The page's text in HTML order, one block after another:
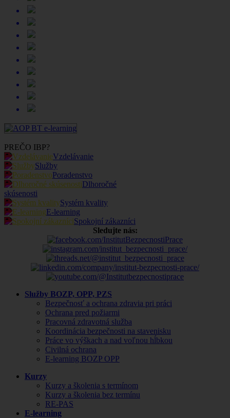
PREČO IBP?
Vzdelávanie
Služby
Poradenstvo
Dlhoročné
skúsenosti
Systém kvality
E-learning
Spokojní zákazníci
Sledujte nás:
Služby BOZP, OPP, PZS
Bezpečnosť a ochrana zdravia pri práci
Ochrana pred požiarmi
Pracovná zdravotná služba
Koordinácia bezpečnosti na stavenisku
Práce vo výškach a nad voľnou hĺbkou
Civilná ochrana
E-learning BOZP OPP
Kurzy
Kurzy a školenia s termínom
Kurzy a školenia bez termínu
RE-PAS
E-learning